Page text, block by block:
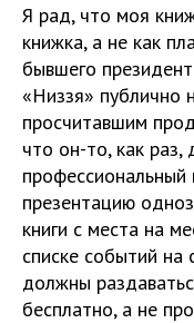
Я рад, что моя
книжка, а не как
бывшего
«Низзя» публично
просчитавшим
что он-то, как раз,
профессиональный
презентацию
книги с места на
списке событий на
должны
бесплатно, а не